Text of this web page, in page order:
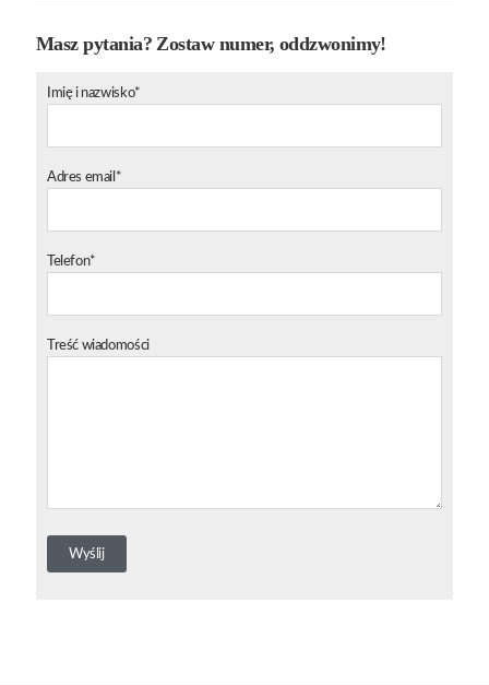
Masz pytania? Zostaw numer, oddzwonimy!
Imię i nazwisko*
Adres email*
Telefon*
Treść wiadomości